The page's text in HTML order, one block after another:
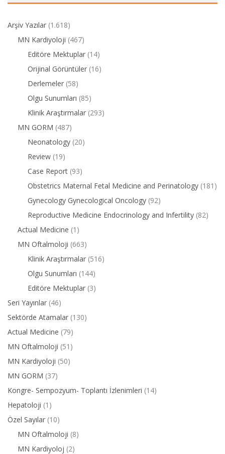
Arşiv Yazılar (1.618)
MN Kardiyoloji (467)
Editöre Mektuplar (14)
Orijinal Görüntüler (16)
Derlemeler (58)
Olgu Sunumları (85)
Klinik Araştırmalar (293)
MN GORM (487)
Neonatology (20)
Review (19)
Case Report (93)
Obstetrics Maternal Fetal Medicine and Perinatology (181)
Gynecology Gynecological Oncology (92)
Reproductive Medicine Endocrinology and Infertility (82)
Actual Medicine (1)
MN Oftalmoloji (663)
Klinik Araştırmalar (516)
Olgu Sunumları (144)
Editöre Mektuplar (3)
Seri Yayınlar (46)
Sektörde Atamalar (130)
Actual Medicine (79)
MN Oftalmoloji (51)
MN Kardiyoloji (50)
MN GORM (37)
Kongre- Sempozyum- Toplantı İzlenimleri (14)
Hepatoloji (1)
Özel Sayılar (10)
MN Oftalmoloji (8)
MN Kardiyoloj (2)